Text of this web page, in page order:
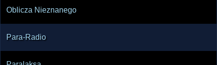
Oblicza Nieznanego
Para-Radio